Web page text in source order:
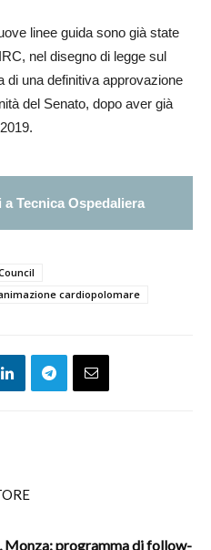
linee guida sono già state
nel disegno di legge sul
di una definitiva approvazione
del Senato, dopo aver già
a Tecnica Ospedaliera
cardiopolomare
Monza: programma di follow-